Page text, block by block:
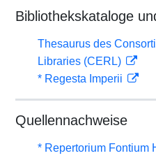
Bibliothekskataloge
Thesaurus des
Libraries (CERL)
* Regesta Imperii
Quellennachweise
* Repertorium Fontium